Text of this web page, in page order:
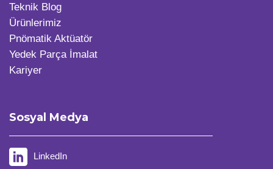
Teknik Blog
Ürünlerimiz
Pnömatik Aktüatör
Yedek Parça İmalat
Kariyer
Sosyal Medya
LinkedIn